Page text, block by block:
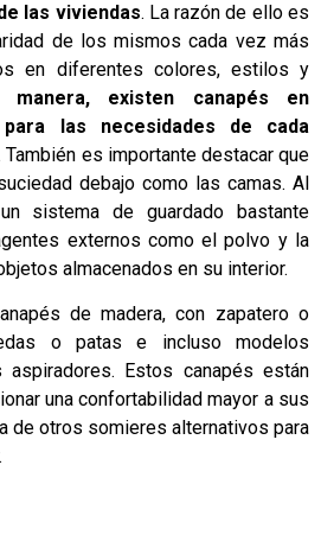
las viviendas. La razón de ello es
de los mismos cada vez más
en diferentes colores, estilos y
manera, existen canapés en
las necesidades de cada
También es importante destacar que
debajo como las camas. Al
sistema de guardado bastante
externos como el polvo y la
almacenados en su interior.
de madera, con zapatero o
o patas e incluso modelos
Estos canapés están
una confortabilidad mayor a sus
de otros somieres alternativos para